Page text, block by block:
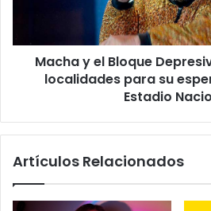
Macha y el Bloque
localidades para su
Estadio
Artículos Relacionados